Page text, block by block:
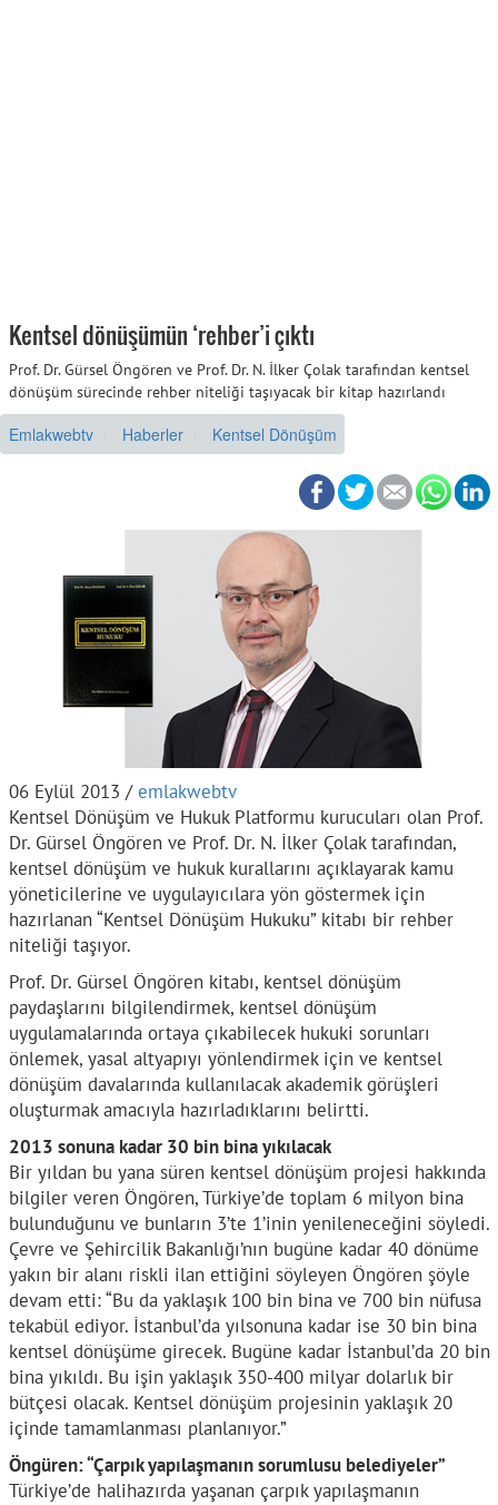
Kentsel dönüşümün ‘rehber’i çıktı
Prof. Dr. Gürsel Öngören ve Prof. Dr. N. İlker Çolak tarafından kentsel
dönüşüm sürecinde rehber niteliği taşıyacak bir kitap hazırlandı
Emlakwebtv Haberler Kentsel Dönüşüm
06 Eylül 2013 /emlakwebtv
Kentsel Dönüşüm ve Hukuk Platformu kurucuları olan Prof.
Dr. Gürsel Öngören ve Prof. Dr. N. İlker Çolak tarafından,
kentsel dönüşüm ve hukuk kurallarını açıklayarak kamu
yöneticilerine ve uygulayıcılara yön göstermek için
hazırlanan “Kentsel Dönüşüm Hukuku” kitabı bir rehber
niteliği taşıyor.
Prof. Dr. Gürsel Öngören kitabı, kentsel dönüşüm
paydaşlarını bilgilendirmek, kentsel dönüşüm
uygulamalarında ortaya çıkabilecek hukuki sorunları
önlemek, yasal altyapıyı yönlendirmek için ve kentsel
dönüşüm davalarında kullanılacak akademik görüşleri
oluşturmak amacıyla hazırladıklarını belirtti.
2013 sonuna kadar 30 bin bina yıkılacak
Bir yıldan bu yana süren kentsel dönüşüm projesi hakkında
bilgiler veren Öngören, Türkiye’de toplam 6 milyon bina
bulunduğunu ve bunların 3’te 1’inin yenileneceğini söyledi.
Çevre ve Şehircilik Bakanlığı’nın bugüne kadar 40 dönüme
yakın bir alanı riskli ilan ettiğini söyleyen Öngören şöyle
devam etti: “Bu da yaklaşık 100 bin bina ve 700 bin nüfusa
tekabül ediyor. İstanbul’da yılsonuna kadar ise 30 bin bina
kentsel dönüşüme girecek. Bugüne kadar İstanbul’da 20 bin
bina yıkıldı. Bu işin yaklaşık 350-400 milyar dolarlık bir
bütçesi olacak. Kentsel dönüşüm projesinin yaklaşık 20
içinde tamamlanması planlanıyor.”
Öngüren: “Çarpık yapılaşmanın sorumlusu belediyeler”
Türkiye’de halihazırda yaşanan çarpık yapılaşmanın